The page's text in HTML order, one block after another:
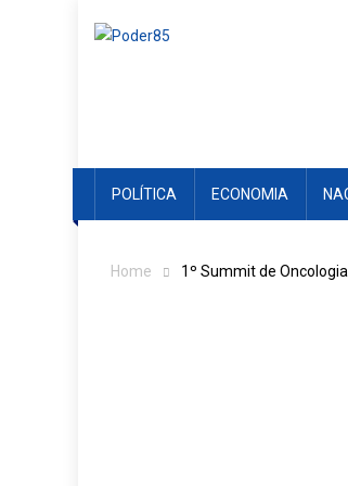
POLÍTICA ECONOMIA
Home 1º Summit de Oncologia